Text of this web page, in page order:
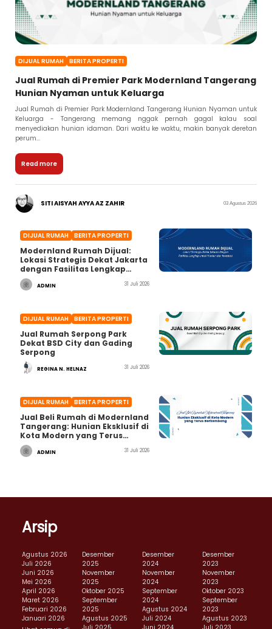
DIJUAL RUMAH BERITA PROPERTI
Jual Rumah di Premier Park Modernland Tangerang
Hunian Nyaman untuk Keluarga
Jual Rumah di Premier Park Modernland Tangerang Hunian Nyaman untuk
Keluarga - Tangerang memang nggak pernah gagal kalau soal
menyediakan hunian idaman. Dari waktu ke waktu, makin banyak deretan
perum...
Read more
SITI AISYAH AYYA AZ ZAHIR 03 Agustus 2026
DIJUAL RUMAH BERITA PROPERTI
Modernland Rumah Dijual:
Lokasi Strategis Dekat Jakarta
dengan Fasilitas Lengkap
untuk Hunian dan Investasi
ADMIN 31 Juli 2026
DIJUAL RUMAH BERITA PROPERTI
Jual Rumah Serpong Park
Dekat BSD City dan Gading
Serpong
REGINA N. HELNAZ 31 Juli 2026
DIJUAL RUMAH BERITA PROPERTI
Jual Beli Rumah di Modernland
Tangerang: Hunian Eksklusif di
Kota Modern yang Terus
Berkembang
ADMIN 31 Juli 2026
Arsip
Agustus 2026
Juli 2026
Juni 2026
Mei 2026
April 2026
Maret 2026
Februari 2026
Januari 2026
Desember
2025
November
2025
Oktober 2025
September
2025
Agustus 2025
Desember
2024
November
2024
September
2024
Agustus 2024
Juli 2024
Desember
2023
November
2023
Oktober 2023
September
2023
Agustus 2023